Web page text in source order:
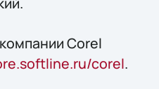
Corel
corel.